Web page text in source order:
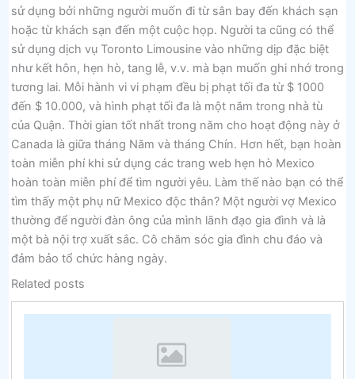
sử dụng bởi những người muốn đi từ sân bay đến khách sạn
hoặc từ khách sạn đến một cuộc họp. Người ta cũng có thể
sử dụng dịch vụ Toronto Limousine vào những dịp đặc biệt
như kết hôn, hẹn hò, tang lễ, v.v. mà bạn muốn ghi nhớ trong
tương lai. Mỗi hành vi vi phạm đều bị phạt tối đa từ $ 1000
đến $ 10.000, và hình phạt tối đa là một năm trong nhà tù
của Quận. Thời gian tốt nhất trong năm cho hoạt động này ở
Canada là giữa tháng Năm và tháng Chín. Hơn hết, bạn hoàn
toàn miễn phí khi sử dụng các trang web hẹn hò Mexico
hoàn toàn miễn phí để tìm người yêu. Làm thế nào bạn có thể
tìm thấy một phụ nữ Mexico độc thân? Một người vợ Mexico
thường để người đàn ông của mình lãnh đạo gia đình và là
một bà nội trợ xuất sắc. Cô chăm sóc gia đình chu đáo và
đảm bảo tổ chức hàng ngày.
Related posts